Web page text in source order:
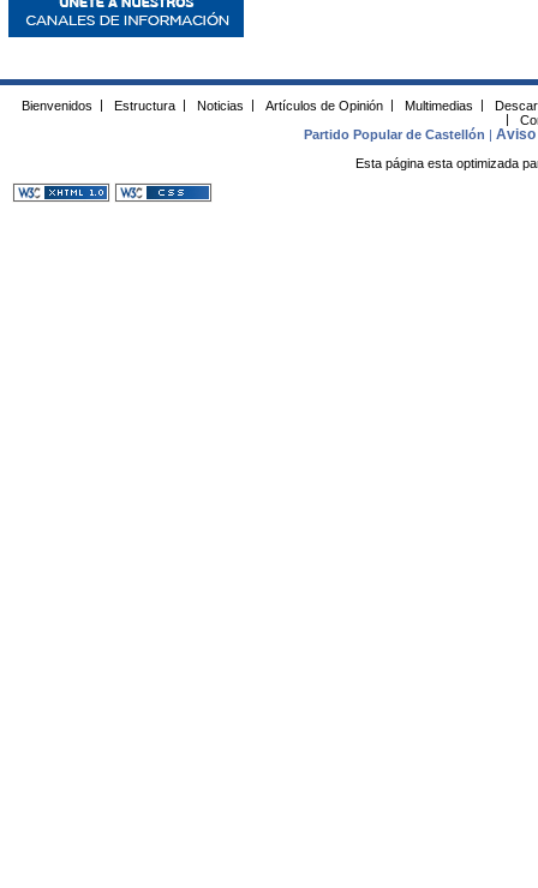
Bienvenidos | Estructura | Noticias | Artículos de Opinión | Multimedias |
|
Partido Popular de Castellón |Aviso
Esta página esta optimizada